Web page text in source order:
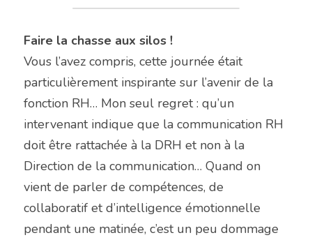
Faire la chasse aux silos !
Vous l’avez compris, cette journée était
particulièrement inspirante sur l’avenir de la
fonction RH… Mon seul regret : qu’un
intervenant indique que la communication RH
doit être rattachée à la DRH et non à la
Direction de la communication… Quand on
vient de parler de compétences, de
collaboratif et d’intelligence émotionnelle
pendant une matinée, c’est un peu dommage